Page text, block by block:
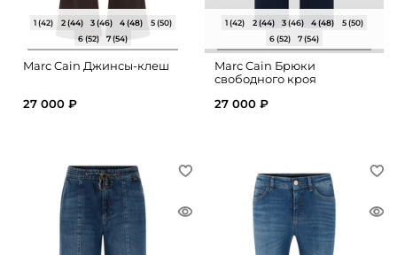
1 (42) 2 (44) 3 (46) 4 (48)
5 (50)
6 (52)
7 (54)
Marc Cain Джинсы-клеш
27 000 ₽
1 (42) 2 (44) 3 (46) 4 (48)
5 (50)
6 (52)
7 (54)
Marc Cain Брюки
свободного кроя
27 000 ₽